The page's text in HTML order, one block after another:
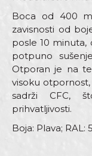
Boca od 400
zavisnosti od
posle 10
potpuno
Otporan je na
visoku
sadrži CFC,
prihvatljivosti.
Boja: Plava; RAL: